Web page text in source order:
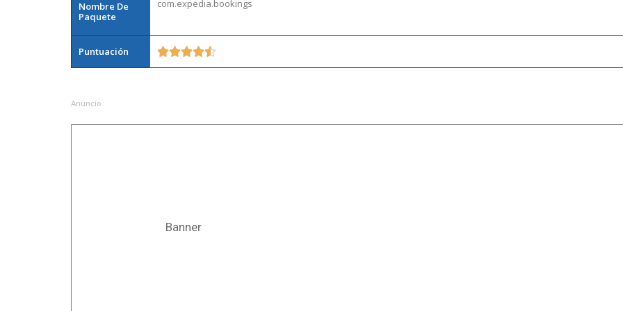
Nombre De
Paquete
com.expedia.bookings
Puntuación 
Anuncio
Banner